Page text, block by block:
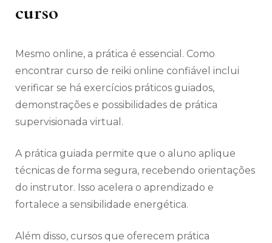
curso
Mesmo online, a prática é essencial. Como
encontrar curso de reiki online confiável inclui
verificar se há exercícios práticos guiados,
demonstrações e possibilidades de prática
supervisionada virtual.
A prática guiada permite que o aluno aplique
técnicas de forma segura, recebendo orientações
do instrutor. Isso acelera o aprendizado e
fortalece a sensibilidade energética.
Além disso, cursos que oferecem prática